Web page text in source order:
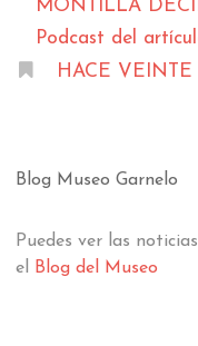
MONTILLA
Podcast del
HACE
Blog Museo Garnelo
Puedes ver las
el
Blog del Museo